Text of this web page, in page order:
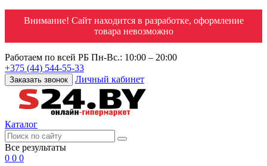
Внимание! Сайт находится в разработке, оформление
товара невозможно
Работаем по всей РБ Пн-Вс.: 10:00 – 20:00
+375 (44) 544-55-33
Заказать звонок Личный кабинет
Каталог
Все результаты
0 0 0